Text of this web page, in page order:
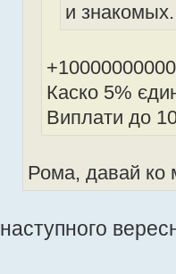
и
Каско 5%
Виплати до
Рома, давай ко
наступного